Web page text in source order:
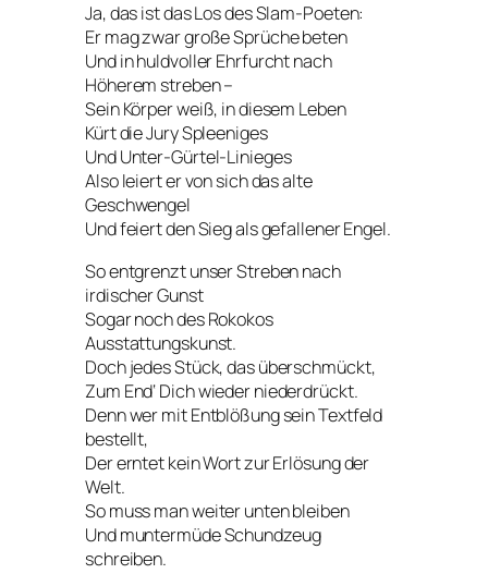
Ja, das ist das Los des Slam-Poeten:
Er mag zwar große Sprüche beten
Und in huldvoller Ehrfurcht nach
Höherem streben –
Sein Körper weiß, in diesem Leben
Kürt die Jury Spleeniges
Und Unter-Gürtel-Linieges
Also leiert er von sich das alte
Geschwengel
Und feiert den Sieg als gefallener Engel.
So entgrenzt unser Streben nach
irdischer Gunst
Sogar noch des Rokokos
Ausstattungskunst.
Doch jedes Stück, das überschmückt,
Zum End‘ Dich wieder niederdrückt.
Denn wer mit Entblößung sein Textfeld
bestellt,
Der erntet kein Wort zur Erlösung der
Welt.
So muss man weiter unten bleiben
Und muntermüde Schundzeug
schreiben.